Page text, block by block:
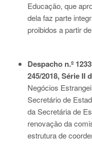
Educação, que
dela faz parte
proibidos a partir
Despacho n.º
245/2018, Série II
Negócios
Secretário de
da Secretária de
renovação da
estrutura de